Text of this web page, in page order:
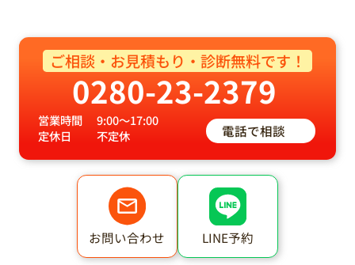
ご相談・お見積もり・診断無料です！
0280-23-2379
営業時間
9:00～17:00
定休日
不定休 電話で相談
お問い合わせ LINE予約